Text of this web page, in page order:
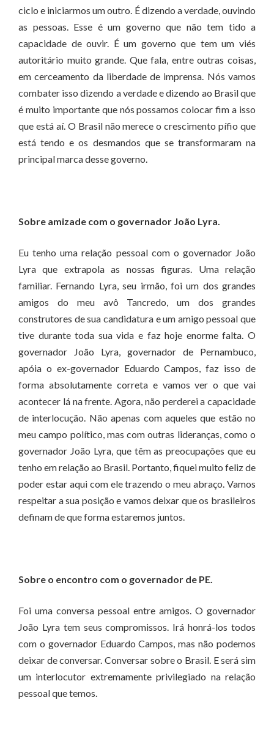
ciclo e iniciarmos um outro. É dizendo a verdade, ouvindo
as pessoas. Esse é um governo que não tem tido a
capacidade de ouvir. É um governo que tem um viés
autoritário muito grande. Que fala, entre outras coisas,
em cerceamento da liberdade de imprensa. Nós vamos
combater isso dizendo a verdade e dizendo ao Brasil que
é muito importante que nós possamos colocar fim a isso
que está aí. O Brasil não merece o crescimento pífio que
está tendo e os desmandos que se transformaram na
principal marca desse governo.
Sobre amizade com o governador João Lyra.
Eu tenho uma relação pessoal com o governador João
Lyra que extrapola as nossas figuras. Uma relação
familiar. Fernando Lyra, seu irmão, foi um dos grandes
amigos do meu avô Tancredo, um dos grandes
construtores de sua candidatura e um amigo pessoal que
tive durante toda sua vida e faz hoje enorme falta. O
governador João Lyra, governador de Pernambuco,
apóia o ex-governador Eduardo Campos, faz isso de
forma absolutamente correta e vamos ver o que vai
acontecer lá na frente. Agora, não perderei a capacidade
de interlocução. Não apenas com aqueles que estão no
meu campo político, mas com outras lideranças, como o
governador João Lyra, que têm as preocupações que eu
tenho em relação ao Brasil. Portanto, fiquei muito feliz de
poder estar aqui com ele trazendo o meu abraço. Vamos
respeitar a sua posição e vamos deixar que os brasileiros
definam de que forma estaremos juntos.
Sobre o encontro com o governador de PE.
Foi uma conversa pessoal entre amigos. O governador
João Lyra tem seus compromissos. Irá honrá-los todos
com o governador Eduardo Campos, mas não podemos
deixar de conversar. Conversar sobre o Brasil. E será sim
um interlocutor extremamente privilegiado na relação
pessoal que temos.